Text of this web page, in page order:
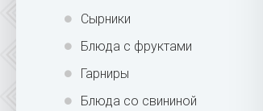
Сырники
Блюда с фруктами
Гарниры
Блюда со свининой